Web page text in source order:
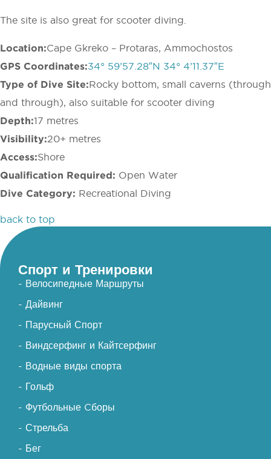
The site is also great for scooter diving.
Location:Cape Gkreko – Protaras, Ammochostos
GPS Coordinates:34° 59’57.28″N 34° 4’11.37″E
Type of Dive Site:Rocky bottom, small caverns (through
and through), also suitable for scooter diving
Depth:17 metres
Visibility:20+ metres
Access:Shore
Qualification Required: Open Water
Dive Category: Recreational Diving
back to top
Спорт и Тренировки
- Велосипедные Маршруты
- Дайвинг
- Парусный Спорт
- Виндсерфинг и Кайтсерфинг
- Водные виды спорта
- Гольф
- Футбольные Cборы
- Стрельба
- Бег